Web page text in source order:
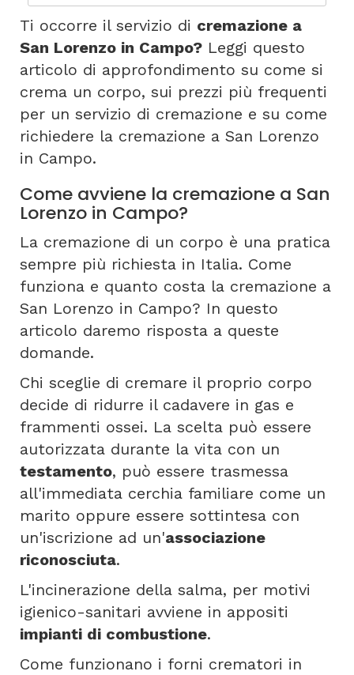
Ti occorre il servizio di cremazione a
San Lorenzo in Campo? Leggi questo
articolo di approfondimento su come si
crema un corpo, sui prezzi più frequenti
per un servizio di cremazione e su come
richiedere la cremazione a San Lorenzo
in Campo.
Come avviene la cremazione a San
Lorenzo in Campo?
La cremazione di un corpo è una pratica
sempre più richiesta in Italia. Come
funziona e quanto costa la cremazione a
San Lorenzo in Campo? In questo
articolo daremo risposta a queste
domande.
Chi sceglie di cremare il proprio corpo
decide di ridurre il cadavere in gas e
frammenti ossei. La scelta può essere
autorizzata durante la vita con un
testamento, può essere trasmessa
all'immediata cerchia familiare come un
marito oppure essere sottintesa con
un'iscrizione ad un'associazione
riconosciuta.
L'incinerazione della salma, per motivi
igienico-sanitari avviene in appositi
impianti di combustione.
Come funzionano i forni crematori in